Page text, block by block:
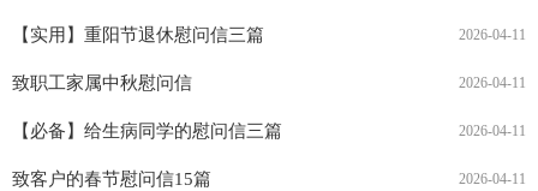
【实用】重阳节退休慰问信三篇 2026-04-11
致职工家属中秋慰问信 2026-04-11
【必备】给生病同学的慰问信三篇 2026-04-11
致客户的春节慰问信15篇 2026-04-11